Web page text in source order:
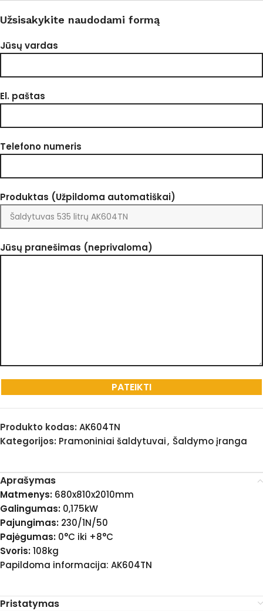
Užsisakykite naudodami formą
Jūsų vardas
El. paštas
Telefono numeris
Produktas (Užpildoma automatiškai)
Jūsų pranešimas (neprivaloma)
Produkto kodas: AK604TN
Kategorijos: Pramoniniai šaldytuvai, Šaldymo įranga
Aprašymas
Matmenys: 680x810x2010mm
Galingumas: 0,175kW
Pajungimas: 230/1N/50
Pajėgumas: 0°C iki +8°C
Svoris:108kg
Papildoma informacija: AK604TN
Pristatymas